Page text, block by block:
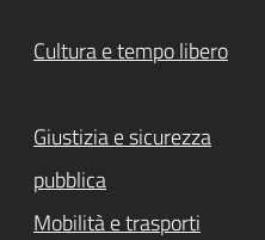
Cultura e tempo libero
Giustizia e sicurezza
pubblica
Mobilità e trasporti